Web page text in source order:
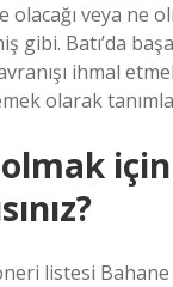
olacağı veya ne
gibi. Batı’da
ihmal
olarak
olmak
listesi